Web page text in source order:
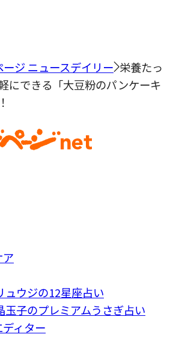
ジ ニュースデイリー 栄養たっ
にできる「大豆粉のパンケーキ
ュウジの12星座占い
玉子のプレミアムうさぎ占い
ィター